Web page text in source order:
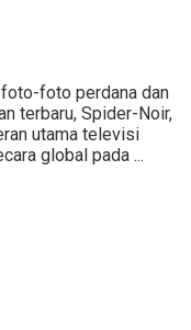
foto perdana dan
terbaru, Spider-Noir,
utama televisi
global pada ...